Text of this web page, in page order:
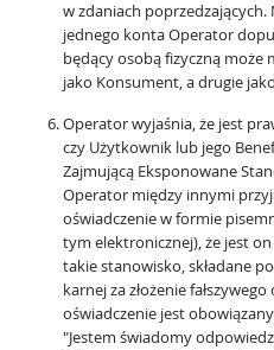
w zdaniach
jednego konta Operator
będący osobą fizyczną może
jako Konsument, a drugie
Operator wyjaśnia, że jest
czy Użytkownik lub jego
Zajmującą Eksponowane
Operator między innymi
oświadczenie w formie
tym elektronicznej), że jest
takie stanowisko, składane
karnej za złożenie
oświadczenie jest
"Jestem świadomy